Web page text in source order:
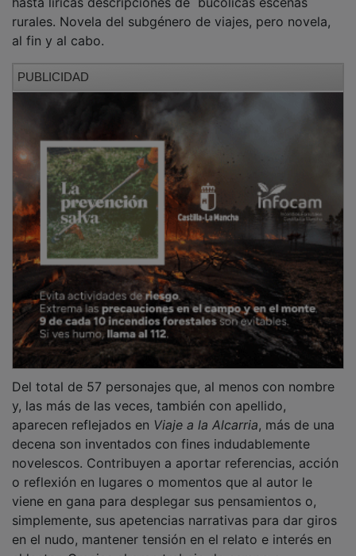
rurales. Novela del subgénero de viajes, pero novela,
al fin y al cabo.
y, las más de las veces, también con apellido,
aparecen reflejados en Viaje a la Alcarria, más de una
decena son inventados con fines indudablemente
novelescos. Contribuyen a aportar referencias, acción
o reflexión en lugares o momentos que al autor le
viene en gana para desplegar sus pensamientos o,
simplemente, sus apetencias narrativas para dar giros
en el nudo, mantener tensión en el relato e interés en
el lector. Gracias al gran trabajo de campo e